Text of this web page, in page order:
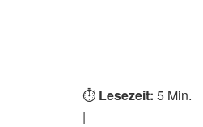
⏱️ Lesezeit: 5 Min.
|